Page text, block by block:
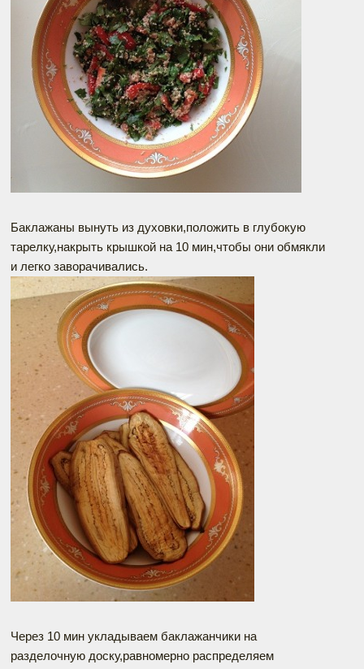
Баклажаны вынуть из духовки,положить в глубокую
тарелку,накрыть крышкой на 10 мин,чтобы они обмякли
и легко заворачивались.
Через 10 мин укладываем баклажанчики на
разделочную доску,равномерно распределяем